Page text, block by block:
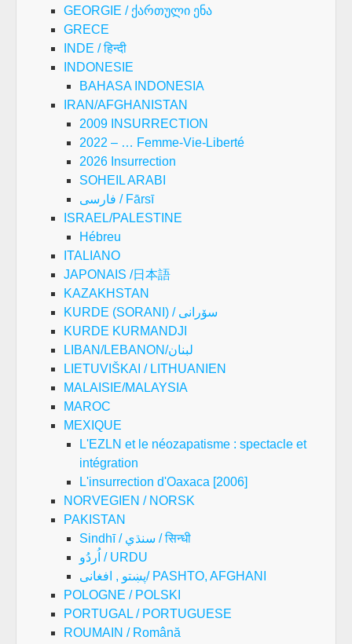
GEORGIE / ქართული ენა
GRECE
INDE / हिन्दी
INDONESIE
BAHASA INDONESIA
IRAN/AFGHANISTAN
2009 INSURRECTION
2022 – … Femme-Vie-Liberté
2026 Insurrection
SOHEIL ARABI
فارسی / Fārsī
ISRAEL/PALESTINE
Hébreu
ITALIANO
JAPONAIS /日本語
KAZAKHSTAN
KURDE (SORANI) / سۆرانی
KURDE KURMANDJI
LIBAN/LEBANON/لبنان
LIETUVIŠKAI / LITHUANIEN
MALAISIE/MALAYSIA
MAROC
MEXIQUE
L'EZLN et le néozapatisme : spectacle et
intégration
L'insurrection d'Oaxaca [2006]
NORVEGIEN / NORSK
PAKISTAN
Sindhī / سنڌي / सिन्धी
اُردُو / URDU
پښتو , افغانی/ PASHTO, AFGHANI
POLOGNE / POLSKI
PORTUGAL / PORTUGUESE
ROUMAIN / Română